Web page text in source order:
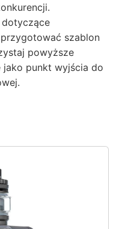
szablon
powyższe
punkt wyjścia do